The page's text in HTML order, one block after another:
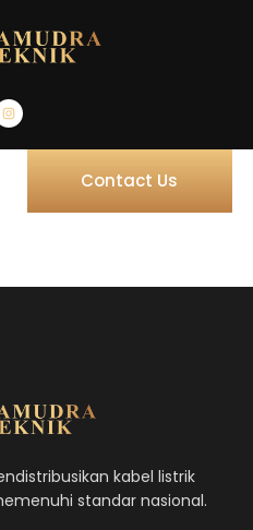
Contact Us
kabel listrik
standar nasional.